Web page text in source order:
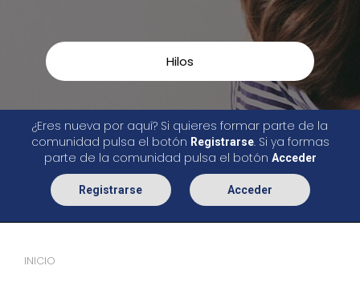
Hilos
¿Eres nueva por aquí? Si quieres formar parte de la
comunidad pulsa el botón Registrarse. Si ya formas
parte de la comunidad pulsa el botón Acceder
Registrarse Acceder
INICIO